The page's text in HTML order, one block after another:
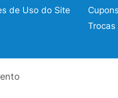
de Uso do Site
Trocas